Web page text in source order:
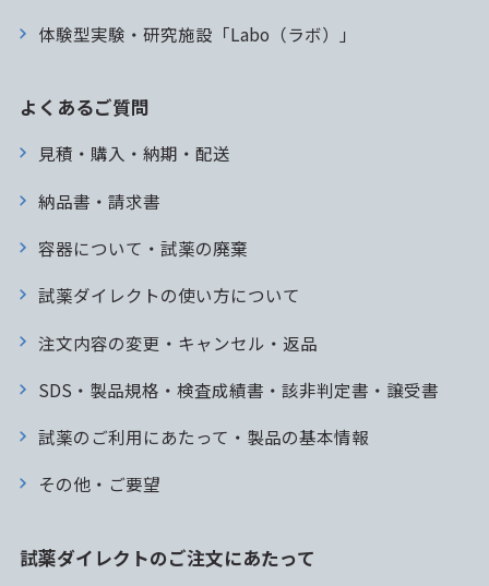
体験型実験・研究施設「Labo（ラボ）」
よくあるご質問
見積・購入・納期・配送
納品書・請求書
容器について・試薬の廃棄
試薬ダイレクトの使い方について
注文内容の変更・キャンセル・返品
SDS・製品規格・検査成績書・該非判定書・譲受書
試薬のご利用にあたって・製品の基本情報
その他・ご要望
試薬ダイレクトのご注文にあたって